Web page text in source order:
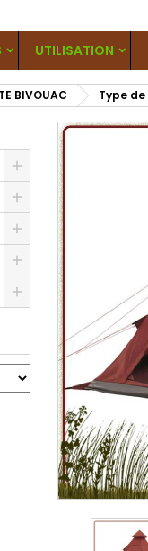
UTILISATION
BIVOUAC Type